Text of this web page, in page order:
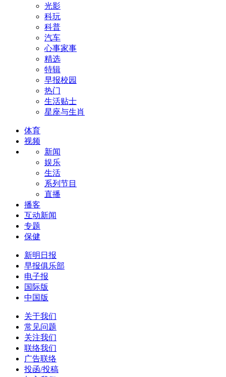
光影
科玩
科普
汽车
心事家事
精选
特辑
早报校园
热门
生活贴士
星座与生肖
体育
视频
新闻
娱乐
生活
系列节目
直播
播客
互动新闻
专题
保健
新明日报
早报俱乐部
电子报
国际版
中国版
关于我们
常见问题
关注我们
联络我们
广告联络
投函/投稿